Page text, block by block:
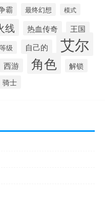
霸 最终幻想 模式
线 热血传奇 王国
等级 自己的 艾尔
西游 角色 解锁
骑士